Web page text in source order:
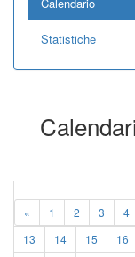
Statistiche
« 1 2 3 4
13
14 15 16